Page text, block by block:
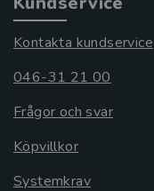
Kontakta kundservice
046-31 21 00
Frågor och svar
Köpvillkor
Systemkrav